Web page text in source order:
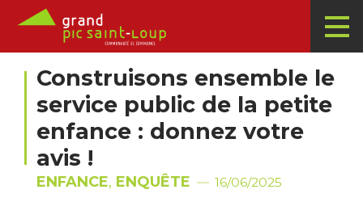
Construisons ensemble le
service public de la petite
enfance : donnez votre
avis !
ENFANCE, ENQUÊTE 16/06/2025